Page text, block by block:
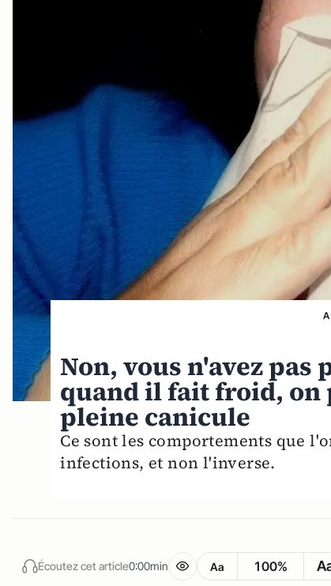
A
Non, vous n'avez
quand il fait froid, on
pleine canicule
Ce sont les comportements que
infections, et non l'inverse.
Écoutez cet article0:00min Aa 100%